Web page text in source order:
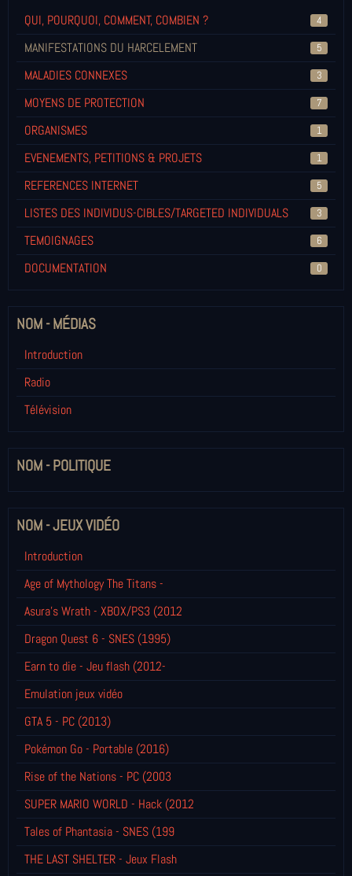
QUI, POURQUOI, COMMENT, COMBIEN ? 4
MANIFESTATIONS DU HARCELEMENT 5
MALADIES CONNEXES 3
MOYENS DE PROTECTION 7
ORGANISMES 1
EVENEMENTS, PETITIONS & PROJETS 1
REFERENCES INTERNET 5
LISTES DES INDIVIDUS-CIBLES/TARGETED INDIVIDUALS 3
TEMOIGNAGES 6
DOCUMENTATION 0
NOM - MÉDIAS
Introduction
Radio
Télévision
NOM - POLITIQUE
NOM - JEUX VIDÉO
Introduction
Age of Mythology The Titans -
Asura's Wrath - XBOX/PS3 (2012
Dragon Quest 6 - SNES (1995)
Earn to die - Jeu flash (2012-
Emulation jeux vidéo
GTA 5 - PC (2013)
Pokémon Go - Portable (2016)
Rise of the Nations - PC (2003
SUPER MARIO WORLD - Hack (2012
Tales of Phantasia - SNES (199
THE LAST SHELTER - Jeux Flash